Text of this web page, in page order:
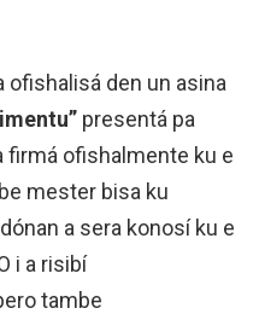
ofishalisá den un asina
presentá pa
ofishalmente ku e
mester bisa ku
a sera konosí ku e
i a risibí
tambe